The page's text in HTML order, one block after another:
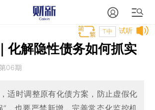
试听
T中
化解隐性债务如何抓实
06期
适时调整原有化债方案，防止虚假化